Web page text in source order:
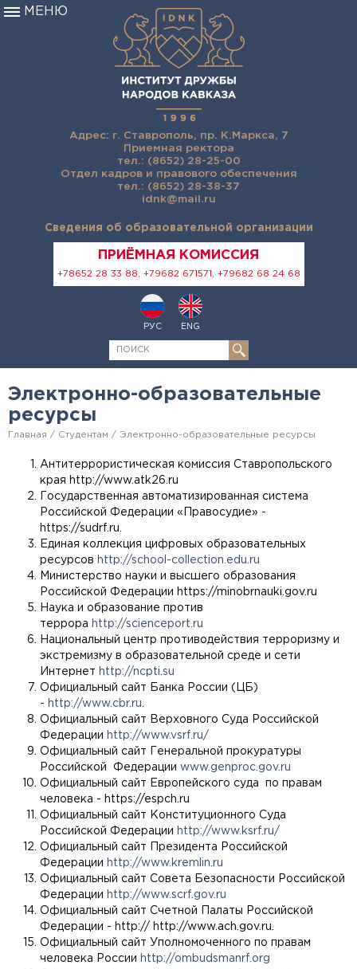
Адрес: г. Ставрополь, пр. К.Маркса, 7
Приемная ректора
тел.: (8652) 28-25-00
Отдел кадров и правового обеспечения
тел.: (8652) 28-38-37
idnk@mail.ru
Сведения об образовательной организации
ПРИЁМНАЯ КОМИССИЯ
+78652 28 33 88, +79682 671571, +79682 68 24 68
РУС ENG
МЕНЮ
Электронно-образовательные
ресурсы
Главная Студентам Электронно-образовательные ресурсы
Антитеррористическая комиссия Ставропольского
края http://www.atk26.ru
Государственная автоматизированная система
Российской Федерации «Правосудие» -
https://sudrf.ru.
Единая коллекция цифровых образовательных
ресурсов http://school-collection.edu.ru
Министерство науки и высшего образования
Российской Федерации https://minobrnauki.gov.ru
Наука и образование против
террора http://scienceport.ru
Национальный центр противодействия терроризму и
экстремизму в образовательной среде и сети
Интернет http://ncpti.su
Официальный сайт Банка России (ЦБ)
- http://www.cbr.ru
Официальный сайт Верховного Суда Российской
Федерации http://www.vsrf.ru/
Официальный сайт Генеральной прокуратуры
Российской Федерации www.genproc.gov.ru
Официальный сайт Европейского суда по правам
человека - https://espch.ru
Официальный сайт Конституционного Суда
Российской Федерации http://www.ksrf.ru/
Официальный сайт Президента Российской
Федерации http://www.kremlin.ru
Официальный сайт Совета Безопасности Российской
Федерации http://www.scrf.gov.ru
Официальный сайт Счетной Палаты Российской
Федерации - http:// http://www.ach.gov.ru.
Официальный сайт Уполномоченного по правам
человека России http://ombudsmanrf.org